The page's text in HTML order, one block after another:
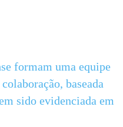
formam uma equipe
baseada
sido evidenciada em